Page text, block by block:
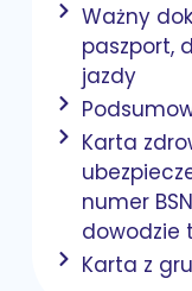
Ważny
paszport,
jazdy
Karta
numer
dowodzie
Karta z